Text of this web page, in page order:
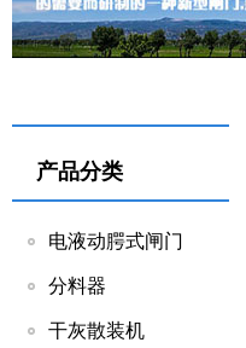
产品分类
电液动腭式闸门
分料器
干灰散装机